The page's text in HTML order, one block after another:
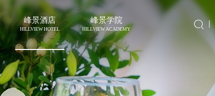
峰景酒店
HILLVIEW HOTEL
峰景学院
HILLVIEW ACADEMY